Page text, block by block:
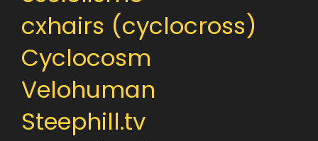
cxhairs (cyclocross)
Cyclocosm
Velohuman
Steephill.tv